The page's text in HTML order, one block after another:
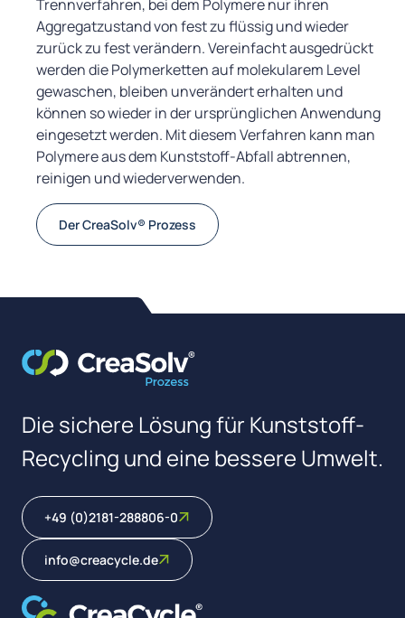
Trennverfahren, bei dem Polymere nur ihren
Aggregatzustand von fest zu flüssig und wieder
zurück zu fest verändern. Vereinfacht ausgedrückt
werden die Polymerketten auf molekularem Level
gewaschen, bleiben unverändert erhalten und
können so wieder in der ursprünglichen Anwendung
eingesetzt werden. Mit diesem Verfahren kann man
Polymere aus dem Kunststoff-Abfall abtrennen,
reinigen und wiederverwenden.
Der CreaSolv® Prozess
Die sichere Lösung für Kunststoff-
Recycling und eine bessere Umwelt.
+49 (0)2181-288806-0
info@creacycle.de